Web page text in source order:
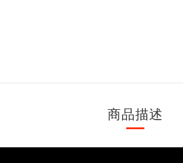
商品描述